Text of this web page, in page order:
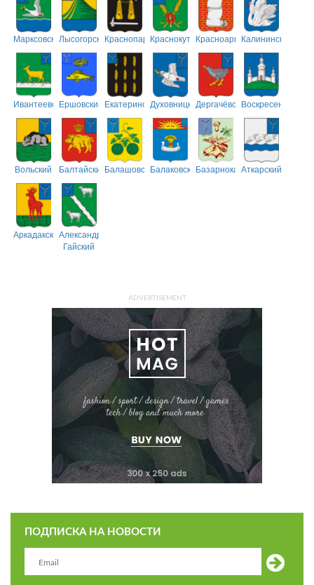
МарксовскийЛысогорскийКраснопартизанский
КраснокутскийКрасноармейский
Калининский
ИвантеевскийЕршовский ЕкатериновскийДуховницкийДергачёвскийВоскресенский
Вольский БалтайскийБалашовскийБалаковскийБазарнокарабулакский
Аткарский
АркадакскийАлександрово-
Гайский
ADVERTISEMENT
ПОДПИСКА НА НОВОСТИ